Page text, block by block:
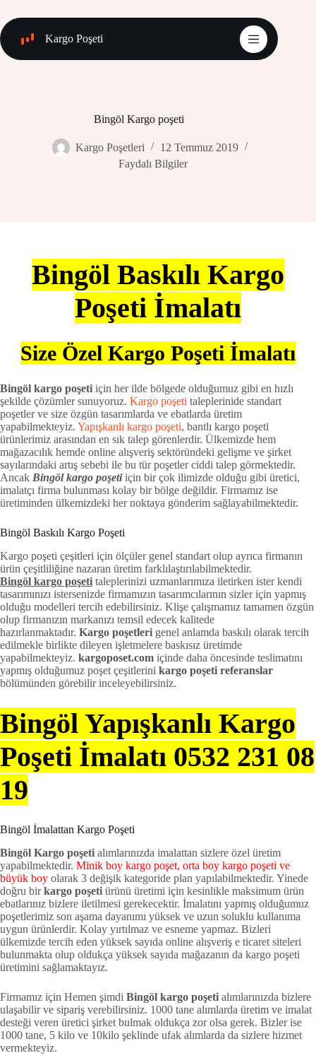
content
Kargo Poşeti
Bingöl Kargo poşeti
Kargo Poşetleri
12 Temmuz 2019
Faydalı Bilgiler
Bingöl Baskılı Kargo
Poşeti İmalatı
Size Özel Kargo Poşeti İmalatı
Bingöl kargo poşeti için her ilde bölgede olduğumuz gibi en hızlı
şekilde çözümler sunuyoruz. Kargo poşeti taleplerinide standart
poşetler ve size özgün tasarımlarda ve ebatlarda üretim
yapabilmekteyiz. Yapışkanlı kargo poşeti, bantlı kargo poşeti
ürünlerimiz arasından en sık talep görenlerdir. Ülkemizde hem
mağazacılık hemde online alışveriş sektöründeki gelişme ve şirket
sayılarındaki artış sebebi ile bu tür poşetler ciddi talep görmektedir.
Ancak Bingöl kargo poşetiiçin bir çok ilimizde olduğu gibi üretici,
imalatçı firma bulunması kolay bir bölge değildir. Firmamız ise
üretiminden ülkemizdeki her noktaya gönderim sağlayabilmektedir.
Bingöl Baskılı Kargo Poşeti
Kargo poşeti çeşitleri için ölçüler genel standart olup ayrıca firmanın
ürün çeşitliliğine nazaran üretim farklılaştırılabilmektedir.
Bingöl kargo poşeti taleplerinizi uzmanlarımıza iletirken ister kendi
tasarımınızı istersenizde firmamızın tasarımcılarının sizler için yapmış
olduğu modelleri tercih edebilirsiniz. Klişe çalışmamız tamamen özgün
olup firmanızın markanızı temsil edecek kalitede
hazırlanmaktadır. Kargo poşetleri genel anlamda baskılı olarak tercih
edilmekle birlikte dileyen işletmelere baskısız üretimde
yapabilmekteyiz. kargoposet.com içinde daha öncesinde teslimatını
yapmış olduğumuz poşet çeşitlerini kargo poşeti referanslar
bölümünden görebilir inceleyebilirsiniz.
Bingöl Yapışkanlı Kargo
Poşeti İmalatı 0532 231 08
19
Bingöl İmalattan Kargo Poşeti
Bingöl Kargo poşeti alımlarınızda imalattan sizlere özel üretim
yapabilmektedir. Minik boy kargo poşet, orta boy kargo poşeti ve
büyük boy olarak 3 değişik kategoride plan yapılabilmektedir. Yinede
doğru birkargo poşeti ürünü üretimi için kesinlikle maksimum ürün
ebatlarınız bizlere iletilmesi gerekecektir. İmalatını yapmış olduğumuz
poşetlerimiz son aşama dayanımı yüksek ve uzun soluklu kullanıma
uygun ürünlerdir. Kolay yırtılmaz ve esneme yapmaz. Bizleri
ülkemizde tercih eden yüksek sayıda online alışveriş e ticaret siteleri
bulunmakta olup oldukça yüksek sayıda mağazanın da kargo poşeti
üretimini sağlamaktayız.
Firmamız için Hemen şimdi Bingöl kargo poşeti alımlarınızda bizlere
ulaşabilir ve sipariş verebilirsiniz. 1000 tane alımlarda üretim ve imalat
desteği veren üretici şirket bulmak oldukça zor olsa gerek. Bizler ise
1000 tane, 5 kilo ve 10kilo şeklinde ufak alımlarda da sizlere hizmet
vermekteyiz.